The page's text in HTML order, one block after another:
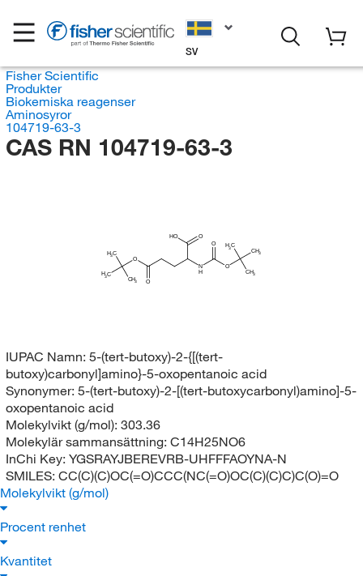
SV
Fisher Scientific
Produkter
Biokemiska reagenser
Aminosyror
104719-63-3
CAS RN 104719-63-3
H3C
CH3
H3C
O
O
O
HO
N
H
O
O
CH3
CH3
H3C
IUPAC Namn: 5-(tert-butoxy)-2-{[(tert-
butoxy)carbonyl]amino}-5-oxopentanoic acid
Synonymer: 5-(tert-butoxy)-2-[(tert-butoxycarbonyl)amino]-5-
oxopentanoic acid
Molekylvikt (g/mol): 303.36
Molekylär sammansättning: C14H25NO6
InChi Key: YGSRAYJBEREVRB-UHFFFAOYNA-N
SMILES: CC(C)(C)OC(=O)CCC(NC(=O)OC(C)(C)C)C(O)=O
Molekylvikt (g/mol)
Procent renhet
Kvantitet